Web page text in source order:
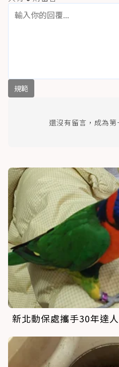
規範
還沒有留言，成為第
新北動保處攜手30年達